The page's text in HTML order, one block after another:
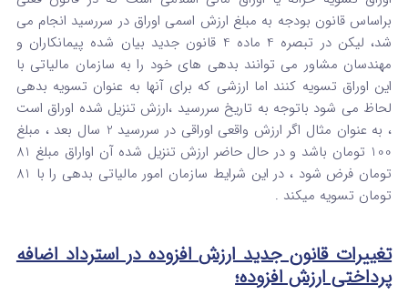
براساس قانون بودجه به مبلغ ارزش اسمی اوراق در سررسید انجام می
شد، لیکن در تبصره 4 ماده 4 قانون جدید بیان شده پیمانکاران و
مهندسان مشاور می توانند بدهی های خود را به سازمان مالیاتی با
این اوراق تسویه کنند اما ارزشی که برای آنها به عنوان تسویه بدهی
لحاظ می شود باتوجه به تاریخ سررسید ،ارزش تنزیل شده اوراق است
، به عنوان مثال اگر ارزش واقعی اوراقی در سررسید 2 سال بعد ، مبلغ
100 تومان باشد و در حال حاضر ارزش تنزیل شده آن اواراق مبلغ 81
تومان فرض شود ، در این شرایط سازمان امور مالیاتی بدهی را با 81
تومان تسویه میکند .
تغییرات قانون جدید ارزش افزوده در استرداد اضافه
پرداختی ارزش افزوده؛